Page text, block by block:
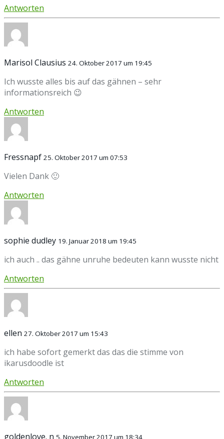
Antworten
Marisol Clausius 24. Oktober 2017 um 19:45
Ich wusste alles bis auf das gähnen – sehr
informationsreich 😉
Antworten
Fressnapf 25. Oktober 2017 um 07:53
Vielen Dank 🙂
Antworten
sophie dudley 19. Januar 2018 um 19:45
ich auch .. das gähne unruhe bedeuten kann wusste nicht
Antworten
ellen 27. Oktober 2017 um 15:43
ich habe sofort gemerkt das das die stimme von
ikarusdoodle ist
Antworten
goldenlove. n 5. November 2017 um 18:34